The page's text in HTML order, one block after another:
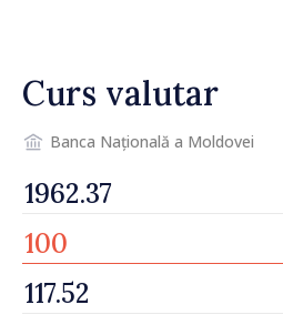
Curs valutar
Banca Națională a Moldovei